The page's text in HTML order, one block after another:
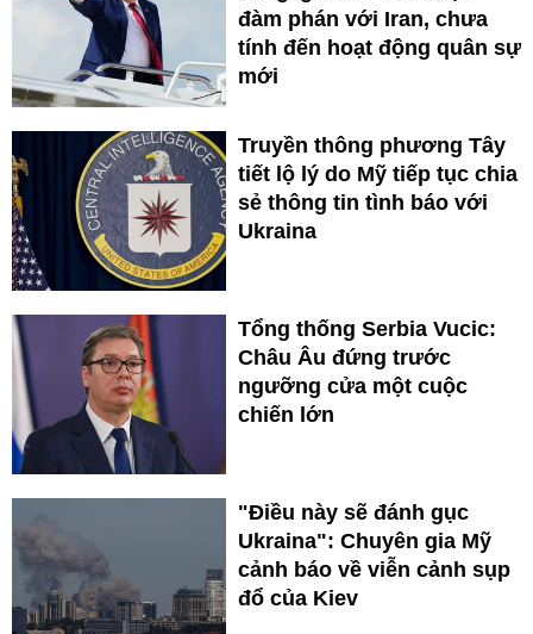
đàm phán với Iran, chưa
tính đến hoạt động quân sự
mới
Truyền thông phương Tây
tiết lộ lý do Mỹ tiếp tục chia
sẻ thông tin tình báo với
Ukraina
Tổng thống Serbia Vucic:
Châu Âu đứng trước
ngưỡng cửa một cuộc
chiến lớn
"Điều này sẽ đánh gục
Ukraina": Chuyên gia Mỹ
cảnh báo về viễn cảnh sụp
đổ của Kiev